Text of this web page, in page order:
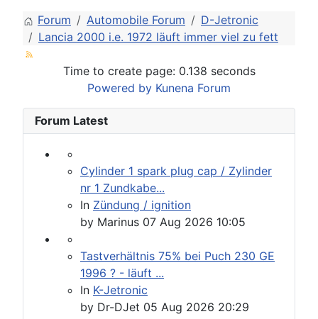
Forum Automobile Forum
D-Jetronic
Lancia 2000 i.e. 1972 läuft immer viel zu fett
Time to create page: 0.138 seconds
Powered by Kunena Forum
Forum Latest
Cylinder 1 spark plug cap / Zylinder
nr 1 Zundkabe...
In Zündung / ignition
by Marinus 07 Aug 2026 10:05
Tastverhältnis 75% bei Puch 230 GE
1996 ? - läuft ...
In K-Jetronic
by Dr-DJet 05 Aug 2026 20:29